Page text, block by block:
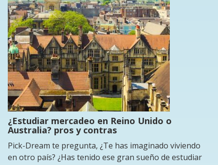
¿Estudiar mercadeo en Reino Unido o
Australia? pros y contras
Pick-Dream te pregunta, ¿Te has imaginado viviendo
en otro país? ¿Has tenido ese gran sueño de estudiar